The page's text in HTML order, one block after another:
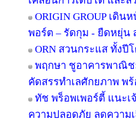
ORIGIN GROUP เดิ
พอร์ต – รัดกุม - ยืดหยุ่น
ORN สวนกระแส ทั้งปี
พฤกษา ชูอาคารพาณิช
คัดสรรทำเลศักยภาพ พ
ทัช พร็อพเพอร์ตี้ แนะเ
ความปลอดภัย ลดความ